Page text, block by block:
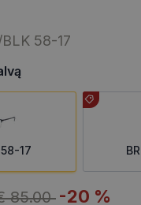
58-17
17
85.00 -20 %